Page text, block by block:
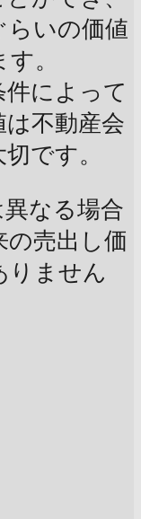
らいの価値
。
によって
不動産会
です。
なる場合
の売出し価
りません